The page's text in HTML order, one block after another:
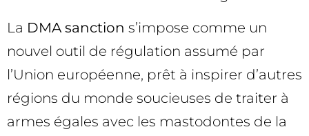
La DMA sanction s’impose comme un
nouvel outil de régulation assumé par
l’Union européenne, prêt à inspirer d’autres
régions du monde soucieuses de traiter à
armes égales avec les mastodontes de la